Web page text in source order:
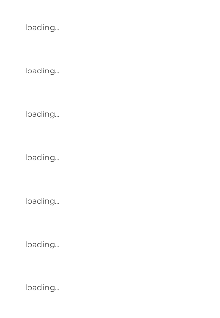
loading...
loading...
loading...
loading...
loading...
loading...
loading...